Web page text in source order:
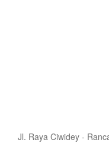
Jl. Raya Ciwidey -